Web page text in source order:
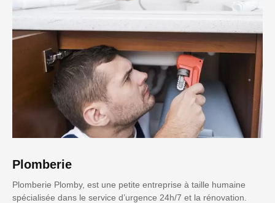
Plomberie
Plomberie Plomby, est une petite entreprise à taille humaine
spécialisée dans le service d’urgence 24h/7 et la rénovation.